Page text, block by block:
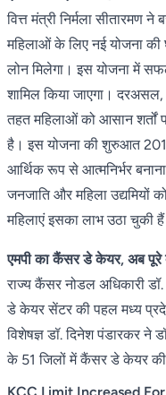
वित्त मंत्री निर्मला
महिलाओं के लिए नई योजना की
लोन मिलेगा। इस योजना में
शामिल किया जाएगा।
तहत महिलाओं को आसान शर्तों
है। इस योजना की शुरुआत
आर्थिक रूप से आत्मनिर्भर
जनजाति और महिला उद्यमियों
महिलाएं इसका लाभ उठा चुकी
एमपी का कैंसर डे केयर, अब पूरे
राज्य कैंसर नोडल अधिकारी
डे केयर सेंटर की पहल मध्य
विशेषज्ञ डॉ. दिनेश पंडारकर
के 51 जिलों में कैंसर डे केयर